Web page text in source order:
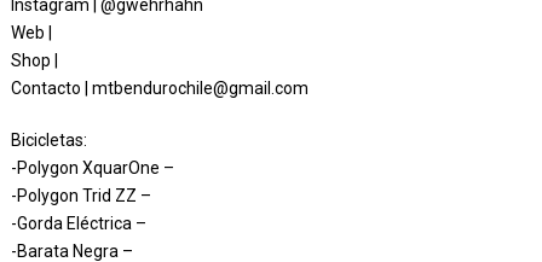
Instagram | @gwehrhahn
Web |
Shop |
Contacto | mtbendurochile@gmail.com
Bicicletas:
-Polygon XquarOne –
-Polygon Trid ZZ –
-Gorda Eléctrica –
-Barata Negra –